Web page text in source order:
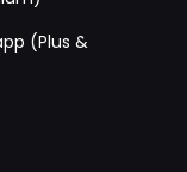
(Plus &